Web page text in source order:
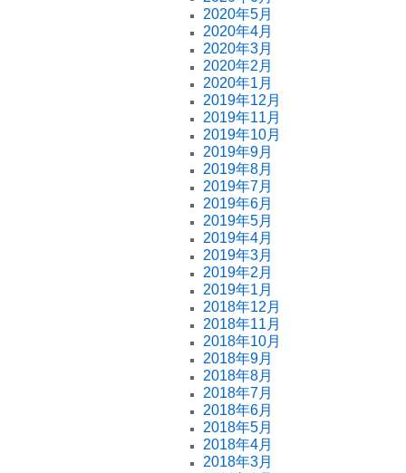
2020年5月
2020年4月
2020年3月
2020年2月
2020年1月
2019年12月
2019年11月
2019年10月
2019年9月
2019年8月
2019年7月
2019年6月
2019年5月
2019年4月
2019年3月
2019年2月
2019年1月
2018年12月
2018年11月
2018年10月
2018年9月
2018年8月
2018年7月
2018年6月
2018年5月
2018年4月
2018年3月